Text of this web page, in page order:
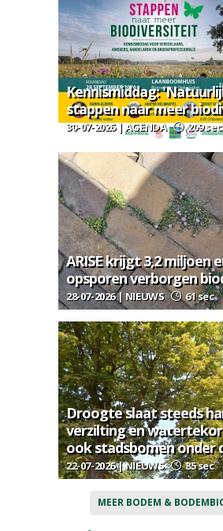
Kennismiddag:
stappen naar meer
30-07-2026 | AGENDA 209 sec
ARISE krijgt 3,2 miljoen
opsporen verborgen
28-07-2026 | NIEUWS 61 sec
Droogte slaat steeds
verzilting en
ook stadsbomen onder
22-07-2026 | NIEUWS 85 sec
MEER BODEM &